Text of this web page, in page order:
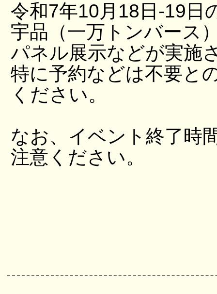
令和7年10月18日-19日
宇品（一万トンバース
パネル展示などが実施
特に予約などは不要と
ください。
なお、イベント終了時
注意ください。